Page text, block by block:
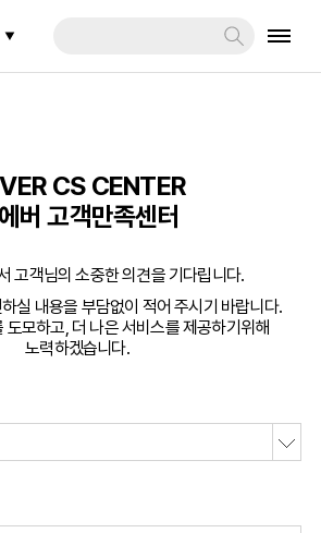
CS CENTER
버 고객만족센터
고객님의 소중한 의견을 기다립니다.
실 내용을 부담없이 적어 주시기 바랍니다.
도모하고, 더 나은 서비스를 제공하기위해
노력하겠습니다.